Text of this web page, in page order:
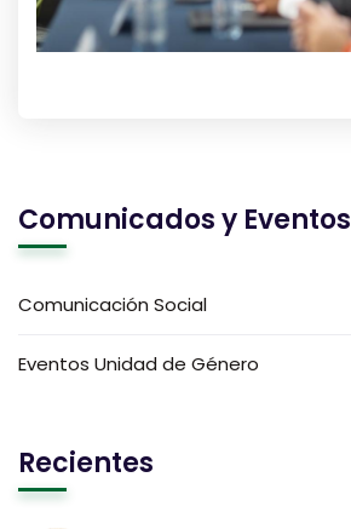
Comunicados y Eventos
Comunicación Social
Eventos Unidad de Género
Recientes